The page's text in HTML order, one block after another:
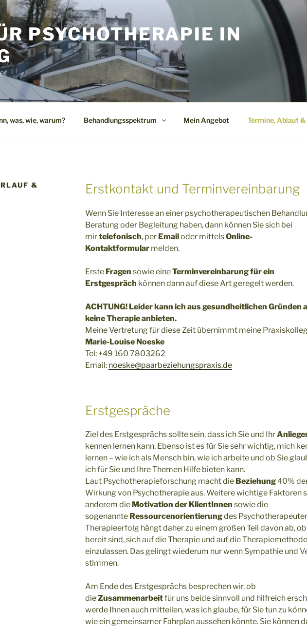
PSYCHOTHERAPIE IN
was, wie, warum? Behandlungsspektrum Mein Angebot Termine, Ablauf &
&
Erstkontakt und Terminvereinbarung
Wenn Sie Interesse an einer psychotherapeutischen
Beratung oder Begleitung haben, dann können Sie sich bei
mirtelefonisch, per Emailoder mittelsOnline-
Kontaktformularmelden.
Erste Fragen sowie eineTerminvereinbarung für ein
Erstgespräch können dann auf diese Art geregelt werden.
ACHTUNG! Leider kann ich aus gesundheitlichen Gründen
keine Therapie anbieten.
Meine Vertretung für diese Zeit übernimmt meine
Marie-Louise Noeske
Tel: +49 160 7803262
Email: noeske@paarbeziehungspraxis.de
Erstgespräche
Ziel des Erstgesprächs sollte sein, dass ich Sie und Ihr
kennen lernen kann. Ebenso ist es für Sie sehr wichtig, mich
lernen – wie ich als Mensch bin, wie ich arbeite und ob Sie
ich für Sie und Ihre Themen Hilfe bieten kann.
Laut Psychotherapieforschung macht dieBeziehung40%
Wirkung von Psychotherapie aus. Weitere wichtige Faktoren
anderem die Motivation der KlientInnen sowie die
sogenannte Ressourcenorientierungdes
Therapieerfolg hängt daher zu einem großen Teil davon ab,
bereit sind, sich auf die Therapie und auf die Therapiemethode
einzulassen. Das gelingt wiederum nur wenn Sympathie und
stimmen.
Am Ende des Erstgesprächs besprechen wir, ob
dieZusammenarbeitfür uns beide sinnvoll und hilfreich
werde Ihnen auch mitteilen, was ich glaube, für Sie tun zu
wie ein gemeinsamer Fahrplan aussehen könnte. Sie können